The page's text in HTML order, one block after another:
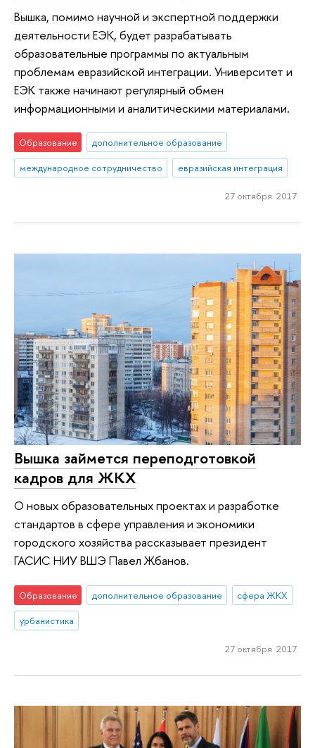
Вышка, помимо научной и экспертной поддержки
деятельности ЕЭК, будет разрабатывать
образовательные программы по актуальным
проблемам евразийской интеграции. Университет и
ЕЭК также начинают регулярный обмен
информационными и аналитическими материалами.
Образование
дополнительное образование
международное сотрудничество
евразийская интеграция
27 октября 2017
Вышка займется переподготовкой
кадров для ЖКХ
О новых образовательных проектах и разработке
стандартов в сфере управления и экономики
городского хозяйства рассказывает президент
ГАСИС НИУ ВШЭ Павел Жбанов.
Образование дополнительное образование
сфера ЖКХ
урбанистика
27 октября 2017